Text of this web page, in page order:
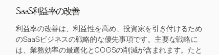
SaaS利益率の改善
利益率の改善は、利益性を高め、投資家を引き付けるため
のSaaSビジネスの戦略的な優先事項です。主要な戦略に
は、業務効率の最適化とCOGSの削減が含まれます。たと